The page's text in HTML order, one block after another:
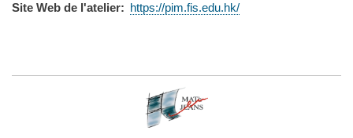
Site Web de l'atelier https://pim.fis.edu.hk/